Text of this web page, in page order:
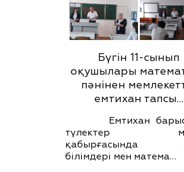
Бүгін 11-сынып
оқушылары
пәнінен
емтихан тапсы…
Емтихан
түлектер
қабырғасында
білімдері мен матема…